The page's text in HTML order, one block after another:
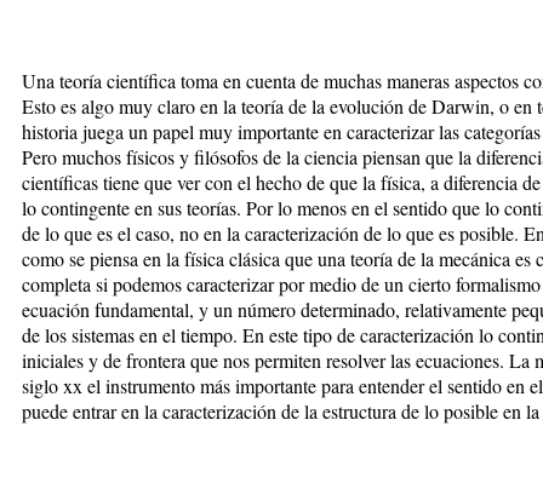
Una teoría científica toma en cuenta de muchas maneras aspectos
Esto es algo muy claro en la teoría de la evolución de Darwin, o en
historia juega un papel muy importante en caracterizar las
Pero muchos físicos y filósofos de la ciencia piensan que la
científicas tiene que ver con el hecho de que la física, a diferencia
lo contingente en sus teorías. Por lo menos en el sentido que lo
de lo que es el caso, no en la caracterización de lo que es posible.
como se piensa en la física clásica que una teoría de la mecánica
completa si podemos caracterizar por medio de un cierto
ecuación fundamental, y un número determinado, relativamente
de los sistemas en el tiempo. En este tipo de caracterización lo
iniciales y de frontera que nos permiten resolver las ecuaciones. La
siglo xx el instrumento más importante para entender el sentido en
puede entrar en la caracterización de la estructura de lo posible en